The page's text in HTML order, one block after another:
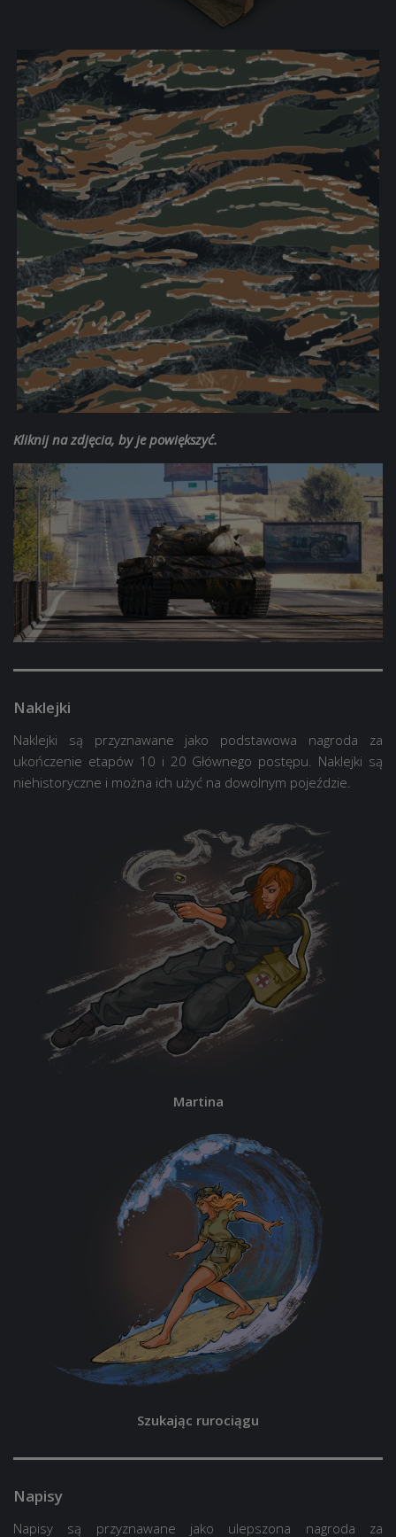
Kliknij na zdjęcia, by je powiększyć.
Naklejki
Naklejki są przyznawane jako podstawowa nagroda za
ukończenie etapów 10 i 20 Głównego postępu. Naklejki są
niehistoryczne i można ich użyć na dowolnym pojeździe.
Martina
Szukając rurociągu
Napisy
Napisy są przyznawane jako ulepszona nagroda za